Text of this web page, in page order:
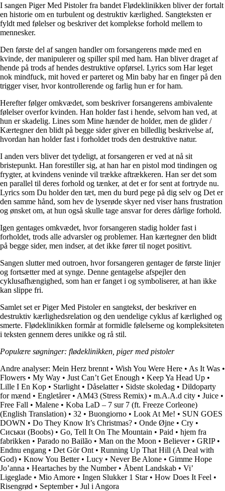
I sangen Piger Med Pistoler fra bandet Flødeklinikken bliver der fortalt
en historie om en turbulent og destruktiv kærlighed. Sangteksten er
fyldt med følelser og beskriver det komplekse forhold mellem to
mennesker.
Den første del af sangen handler om forsangerens møde med en
kvinde, der manipulerer og spiller spil med ham. Han bliver draget af
hende på trods af hendes destruktive opførsel. Lyrics som Har leget
nok mindfuck, mit hoved er parteret og Min baby har en finger på den
trigger viser, hvor kontrollerende og farlig hun er for ham.
Herefter følger omkvædet, som beskriver forsangerens ambivalente
følelser overfor kvinden. Han holder fast i hende, selvom han ved, at
hun er skadelig. Lines som Mine hænder de holder, men de glider /
Kærtegner den blidt på begge sider giver en billedlig beskrivelse af,
hvordan han holder fast i forholdet trods den destruktive natur.
I anden vers bliver det tydeligt, at forsangeren er ved at nå sit
bristepunkt. Han forestiller sig, at han har en pistol mod tindingen og
frygter, at kvindens veninde vil trække aftrækkeren. Han ser det som
en parallel til deres forhold og tænker, at det er for sent at fortryde nu.
Lyrics som Du holder den tæt, men du burd pege på dig selv og Det er
den samme hånd, som hev de lyserøde skyer ned viser hans frustration
og ønsket om, at hun også skulle tage ansvar for deres dårlige forhold.
Igen gentages omkvædet, hvor forsangeren stadig holder fast i
forholdet, trods alle advarsler og problemer. Han kærtegner den blidt
på begge sider, men indser, at det ikke fører til noget positivt.
Sangen slutter med outroen, hvor forsangeren gentager de første linjer
og fortsætter med at synge. Denne gentagelse afspejler den
cyklusafhængighed, som han er fanget i og symboliserer, at han ikke
kan slippe fri.
Samlet set er Piger Med Pistoler en sangtekst, der beskriver en
destruktiv kærlighedsrelation og den uendelige cyklus af kærlighed og
smerte. Flødeklinikken formår at formidle følelserne og kompleksiteten
i teksten gennem deres unikke og rå stil.
Populære søgninger: flødeklinikken, piger med pistoler
Andre analyser: Mein Herz brennt • Wish You Were Here • As It Was •
Flowers • My Way • Just Can’t Get Enough • Keep Ya Head Up •
Lille I En Kop • Starlight • Dåselatter• Sidste skoledag • Dildoparty
for mænd • Engletårer• AM43 (Stress Remix) • ​m.A.A.d city • Juice •
Free Fall • Malene • Koba LaD – 7 sur 7 (ft. Freeze Corleone)
(English Translation) • 32 • Buongiorno • Look At Me! • SUN GOES
DOWN • Do They Know It’s Christmas? • Onde Øjne • Cry •
Сиськи (Boobs) • Go, Tell It On The Mountain • Paid • ​hjem fra
fabrikken • Parado no Bailão • Man on the Moon • Believer• GRIP•
Endnu engang • Det Gör Ont • Running Up That Hill (A Deal with
God) • Know You Better• Lucy • Never Be Alone • Gimme Hope
Jo’anna • Heartaches by the Number• Åbent Landskab • Vi’
Ligeglade • Mio Amore • Ingen Slukker 1 Star• How Does It Feel •
Risengrød • September• Jul i Angora